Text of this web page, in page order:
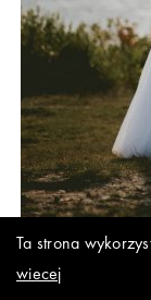
Ta strona
wiecej